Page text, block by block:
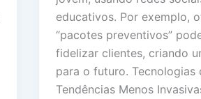
educativos. Por exemplo,
“pacotes preventivos”
fidelizar clientes, criando
para o futuro. Tecnologias
Tendências Menos